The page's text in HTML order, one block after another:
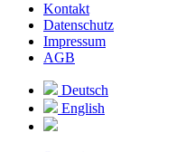
Kontakt
Datenschutz
Impressum
AGB
Deutsch
English